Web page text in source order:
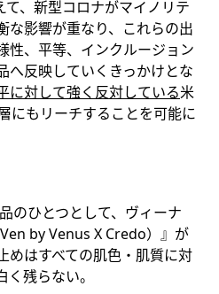
、新型コロナがマイノリテ
な影響が重なり、これらの出
性、平等、インクルージョン
へ反映していくきっかけとな
に対して強く反対している米
にもリーチすることを可能に
のひとつとして、ヴィーナ
by Venus X Credo）』が
めはすべての肌色・肌質に対
残らない。